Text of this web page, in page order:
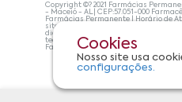
Cookies
Nosso site usa
configurações.
Copyright ©? 2021 Farmácias
- Maceió - AL| CEP:57.051-000
Farmácias Permanente | Horário de
site não devem ser utilizadas para
diagnosticar problemas de saúde e
tecnologias mais avançadas de
Farmácias Permanente. Todos os